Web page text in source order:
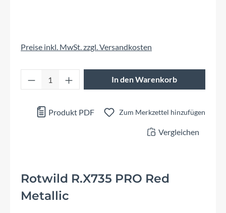
Preise inkl. MwSt. zzgl. Versandkosten
Produkt Anzahl: Gib den gewünschten
In den Warenkorb
Produkt PDF Zum Merkzettel hinzufügen
Vergleichen
Rotwild R.X735 PRO Red
Metallic